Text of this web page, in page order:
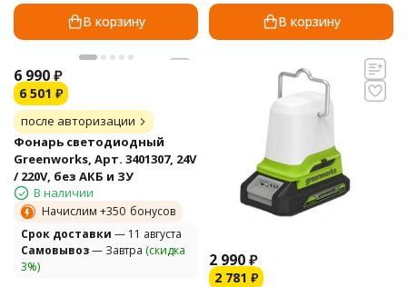
В корзину В корзину
6 990₽
6 501 ₽
после авторизации
Фонарь светодиодный
Greenworks, Арт. 3401307, 24V
/ 220V, без АКБ и ЗУ
В наличии
Начислим +350 бонусов
Cрок доставки — 11 августа
Самовывоз— Завтра (скидка
3%)
2 990₽
2 781 ₽